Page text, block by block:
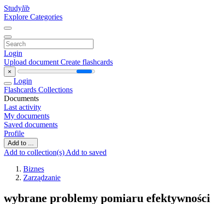
Studylib
Explore Categories
Login
Upload document Create flashcards
×
Login
Flashcards Collections
Documents
Last activity
My documents
Saved documents
Profile
Add to ...
Add to collection(s) Add to saved
Biznes
Zarządzanie
wybrane problemy pomiaru efektywności